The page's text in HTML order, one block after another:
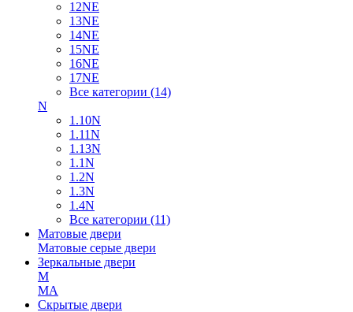
12NE
13NE
14NE
15NE
16NE
17NE
Все категории (14)
N
1.10N
1.11N
1.13N
1.1N
1.2N
1.3N
1.4N
Все категории (11)
Матовые двери
Матовые серые двери
Зеркальные двери
M
MA
Скрытые двери